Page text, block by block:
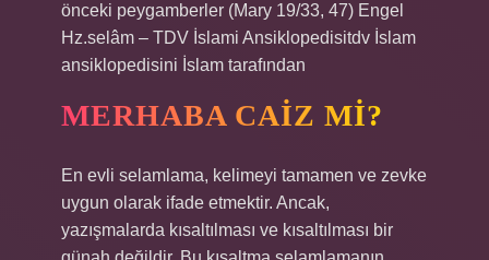
önceki peygamberler (Mary 19/33, 47) Engel
Hz.selâm – TDV İslami Ansiklopedisitdv İslam
ansiklopedisini İslam tarafından
MERHABA CAIZ MI?
En evli selamlama, kelimeyi tamamen ve zevke
uygun olarak ifade etmektir. Ancak,
yazışmalarda kısaltılması ve kısaltılması bir